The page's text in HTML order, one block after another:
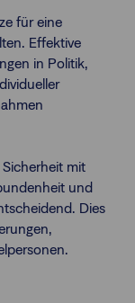
für eine
Effektive
in Politik,
mit
und
Dies